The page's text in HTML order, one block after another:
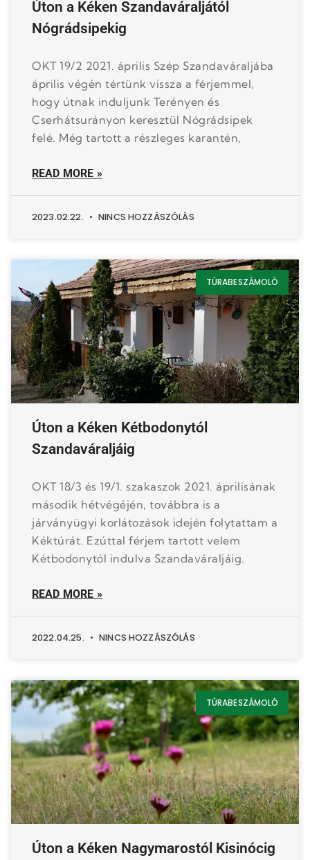
Úton a Kéken Szandaváraljától
Nógrádsipekig
OKT 19/2 2021. április Szép Szandaváraljába
április végén tértünk vissza a férjemmel,
hogy útnak induljunk Terényen és
Cserhátsurányon keresztül Nógrádsipek
felé. Még tartott a részleges karantén,
READ MORE »
2023.02.22. NINCS HOZZÁSZÓLÁS
TÚRABESZÁMOLÓ
Úton a Kéken Kétbodonytól
Szandaváraljáig
OKT 18/3 és 19/1. szakaszok 2021. áprilisának
második hétvégéjén, továbbra is a
járványügyi korlátozások idején folytattam a
Kéktúrát. Ezúttal férjem tartott velem
Kétbodonytól indulva Szandaváraljáig.
READ MORE »
2022.04.25. NINCS HOZZÁSZÓLÁS
TÚRABESZÁMOLÓ
Úton a Kéken Nagymarostól Kisinócig